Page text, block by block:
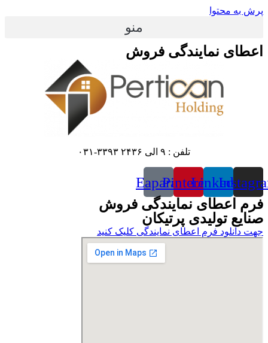
پرش به محتوا
منو
اعطای نمایندگی فروش
تلفن : ۹ الی ۲۴۳۶ ۳۳۹۳-۰۳۱
Linkedin
Pinterest
Eaparat
فرم اعطای نمایندگی فروش
صنایع تولیدی پرتیکان
جهت دانلود فرم اعطای نمایندگی کلیک کنید